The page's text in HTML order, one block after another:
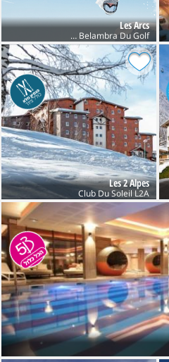
Les Arcs
Club Belambra Du Golf
Les 2 Alpes
Club Du Soleil L2A